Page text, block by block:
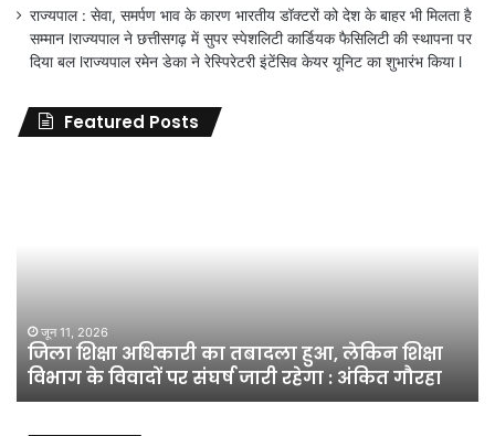
राज्यपाल : सेवा, समर्पण भाव के कारण भारतीय डॉक्टरों को देश के बाहर भी मिलता है
सम्मान lराज्यपाल ने छत्तीसगढ़ में सुपर स्पेशलिटी कार्डियक फैसिलिटी की स्थापना पर
दिया बल lराज्यपाल रमेन डेका ने रेस्पिरेटरी इंटेंसिव केयर यूनिट का शुभारंभ किया l
Featured Posts
शिक्षा
विभाग
विवादों
जून 11, 2026
जिला शिक्षा अधिकारी का तबादला हुआ, लेकिन शिक्षा
विभाग के विवादों पर संघर्ष जारी रहेगा : अंकित गौरहा